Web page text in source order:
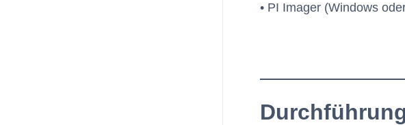
• PI Imager (Windows